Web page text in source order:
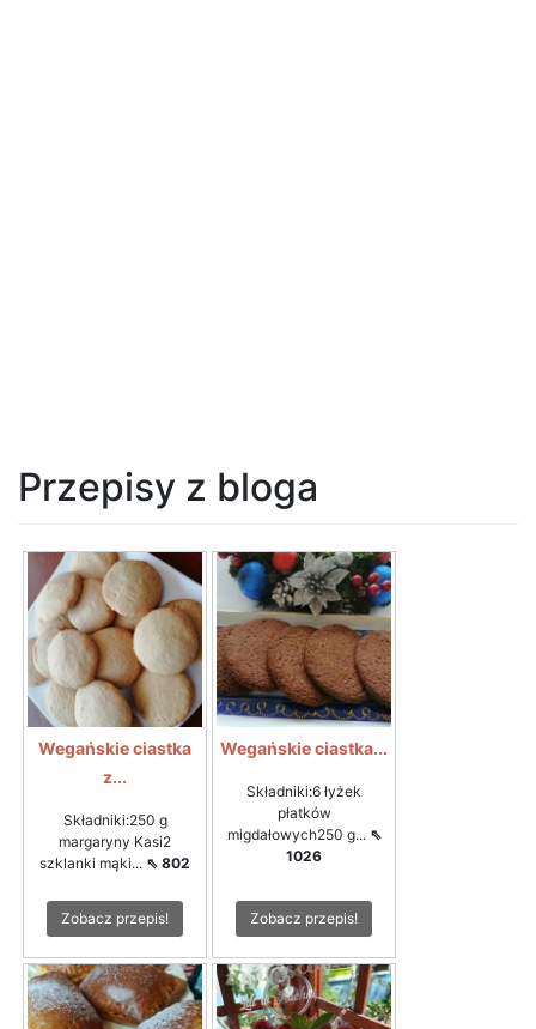
Przepisy z bloga
Wegańskie ciastka
z...
Składniki:250 g
margaryny Kasi2
szklanki mąki... ⇖ 802
Zobacz przepis!
Wegańskie ciastka...
Składniki:6 łyżek
płatków
migdałowych250 g... ⇖
1026
Zobacz przepis!